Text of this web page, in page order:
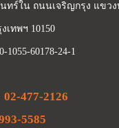
นทร์ใน ถนนเจริญกรุง แขว
เทพฯ 10150
1055-60178-24-1
02-477-2126
5585